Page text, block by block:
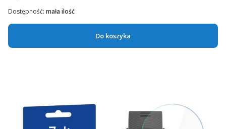
Do koszyka
Dostępność: mała ilość